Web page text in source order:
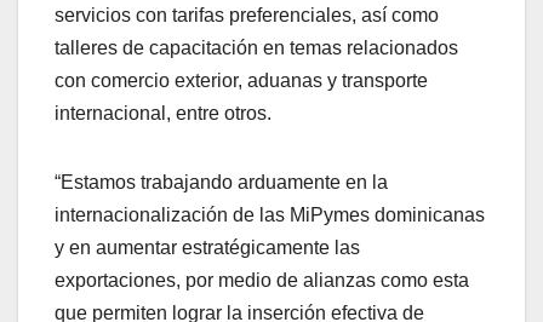
servicios con tarifas preferenciales, así como
talleres de capacitación en temas relacionados
con comercio exterior, aduanas y transporte
internacional, entre otros.
“Estamos trabajando arduamente en la
internacionalización de las MiPymes dominicanas
y en aumentar estratégicamente las
exportaciones, por medio de alianzas como esta
que permiten lograr la inserción efectiva de